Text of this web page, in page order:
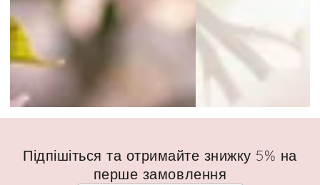
Підпішіться та отримайте знижку 5% на
перше замовлення